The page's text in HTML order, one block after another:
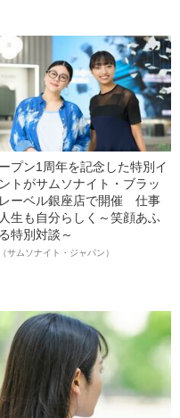
プン1周年を記念した特別イ
トがサムソナイト・ブラッ
ーベル銀座店で開催 仕事
生も自分らしく～笑顔あふ
特別対談～
サムソナイト・ジャパン）